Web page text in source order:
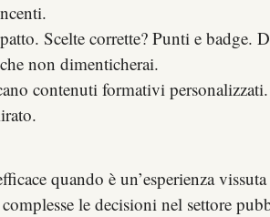
Scelte corrette? Punti e badge.
non dimenticherai.
contenuti formativi
quando è un’esperienza
le decisioni nel settore